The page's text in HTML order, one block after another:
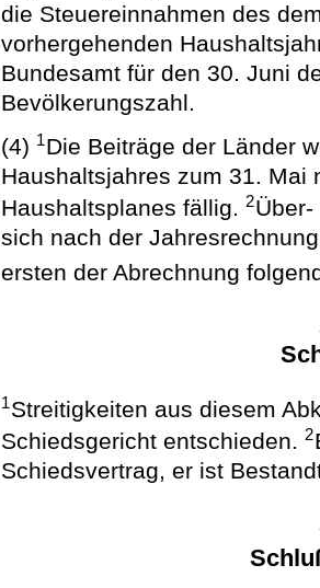
die Steuereinnahmen des
vorhergehenden
Bundesamt für den 30. Juni
Bevölkerungszahl.
(4) 1Die Beiträge der Länder
Haushaltsjahres zum 31. Mai
Haushaltsplanes fällig.2
sich nach der
ersten der Abrechnung
1Streitigkeiten aus diesem
Schiedsgericht entschieden.2
Schiedsvertrag, er ist